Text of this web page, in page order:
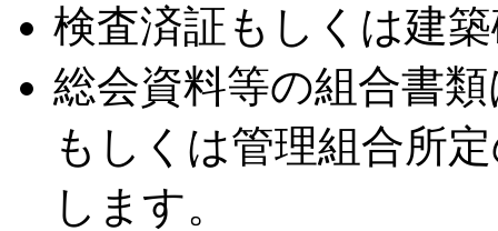
検査済証もしくは建
総会資料等の組合書
もしくは管理組合所
します。